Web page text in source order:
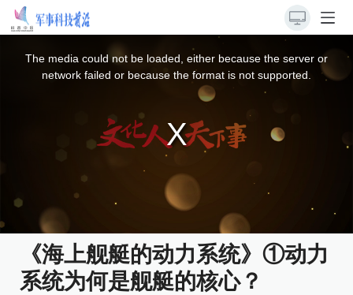
The media could not be loaded, either because the server or
network failed or because the format is not supported.
《海上舰艇的动力系统》①动力
系统为何是舰艇的核心？